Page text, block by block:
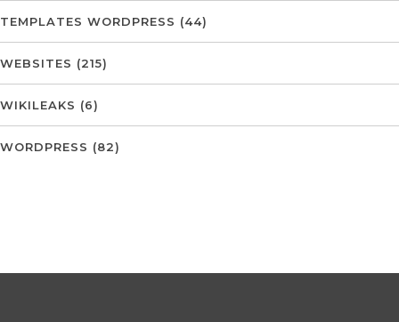
TEMPLATES WORDPRESS (44)
WEBSITES (215)
WIKILEAKS (6)
WORDPRESS (82)